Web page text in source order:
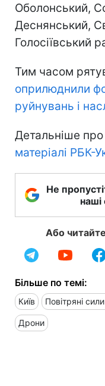
Оболонський,
Деснянський,
Голосіївський
Тим часом
оприлюднили
руйнувань і
Детальніше про
матеріалі РБК-
Не
наші
Або
Більше по темі:
Київ Повітряні
Дрони